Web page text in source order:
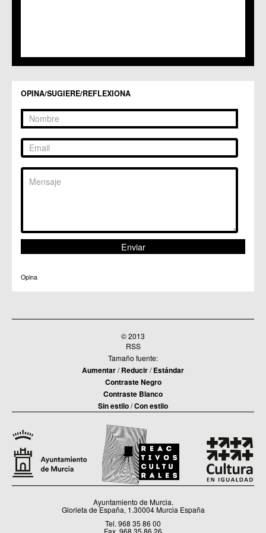
C.C. Zarandona
OPINA/SUGIERE/REFLEXIONA
Opina
© 2013
RSS
Tamaño fuente:
Aumentar/Reducir/Estándar
Contraste Negro
Contraste Blanco
Sin estilo/Con estilo
Ayuntamiento de Murcia.
Glorieta de España, 1.30004 Murcia España
Tel. 968 35 86 00